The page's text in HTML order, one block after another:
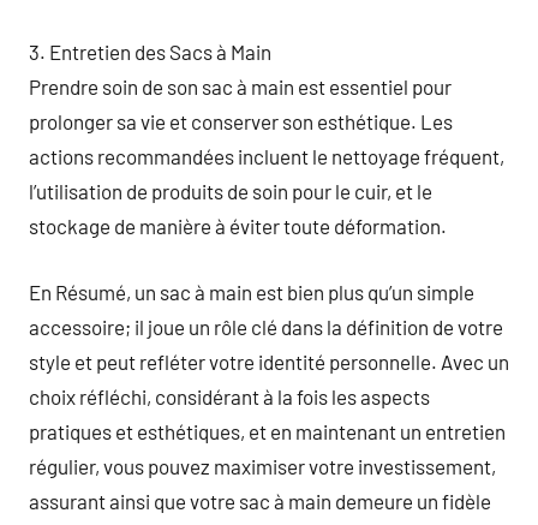
3. Entretien des Sacs à Main
Prendre soin de son sac à main est essentiel pour
prolonger sa vie et conserver son esthétique. Les
actions recommandées incluent le nettoyage fréquent,
l’utilisation de produits de soin pour le cuir, et le
stockage de manière à éviter toute déformation.
En Résumé, un sac à main est bien plus qu’un simple
accessoire; il joue un rôle clé dans la définition de votre
style et peut refléter votre identité personnelle. Avec un
choix réfléchi, considérant à la fois les aspects
pratiques et esthétiques, et en maintenant un entretien
régulier, vous pouvez maximiser votre investissement,
assurant ainsi que votre sac à main demeure un fidèle